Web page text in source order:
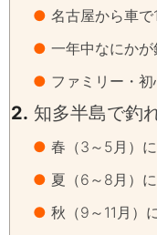
● 名古屋から車
● 一年中なにか
● ファミリー・
2. 知多半島で釣
● 春（3～5月）
● 夏（6～8月）
● 秋（9～11月）